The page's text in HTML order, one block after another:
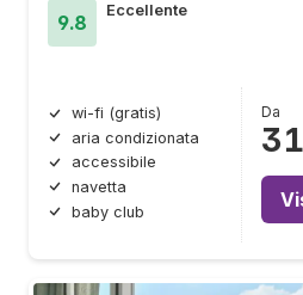
9.8
Eccellente
wi-fi (gratis)
aria condizionata
accessibile
navetta
baby club
Da